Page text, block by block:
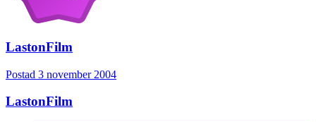
LastonFilm
Postad 3 november 2004
LastonFilm